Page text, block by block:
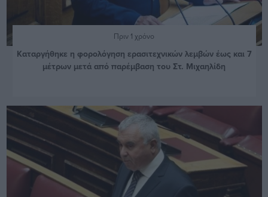
Πριν 1 χρόνο
Καταργήθηκε η φορολόγηση ερασιτεχνικών λεμβών έως και 7
μέτρων μετά από παρέμβαση του Στ. Μιχαηλίδη